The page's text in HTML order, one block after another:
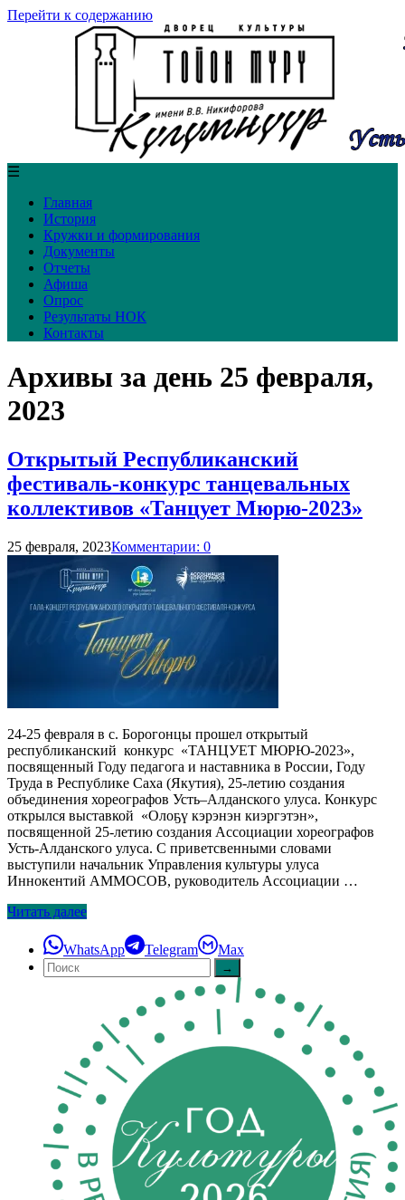
Перейти к содержанию
☰
Главная
История
Кружки и формирования
Документы
Отчеты
Афиша
Опрос
Результаты НОК
Контакты
Архивы за день 25 февраля,
2023
Открытый Республиканский
фестиваль-конкурс танцевальных
коллективов «Танцует Мюрю-2023»
25 февраля, 2023Комментарии: 0
24-25 февраля в с. Борогонцы прошел открытый
республиканский конкурс «ТАНЦУЕТ МЮРЮ-2023»,
посвященный Году педагога и наставника в России, Году
Труда в Республике Саха (Якутия), 25-летию создания
объединения хореографов Усть–Алданского улуса. Конкурс
открылся выставкой «Олоҕү кэрэнэн киэргэтэн»,
посвященной 25-летию создания Ассоциации хореографов
Усть-Алданского улуса. С приветсвенными словами
выступили начальник Управления культуры улуса
Иннокентий АММОСОВ, руководитель Ассоциации …
Читать далее
WhatsApp Telegram Max